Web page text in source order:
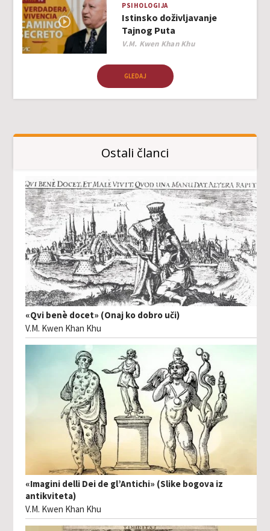
PSIHOLOGIJA
Istinsko doživljavanje
Tajnog Puta
Author
V.M. Kwen Khan Khu
GLEDAJ
Ostali članci
«Qvi benè docet» (Onaj ko dobro uči)
V.M. Kwen Khan Khu
«Imagini delli Dei de gl’Antichi» (Slike bogova iz
antikviteta)
V.M. Kwen Khan Khu